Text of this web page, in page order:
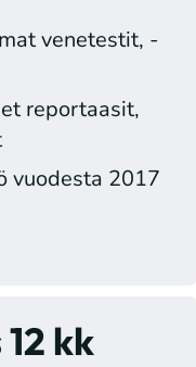
venetestit, -
reportaasit,
vuodesta 2017
kk